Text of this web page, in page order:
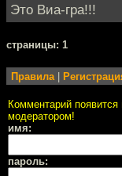
Это Виа-гра!!!
cтраницы: 1
Правила |
Комментарий появится
модератором!
имя:
пароль: